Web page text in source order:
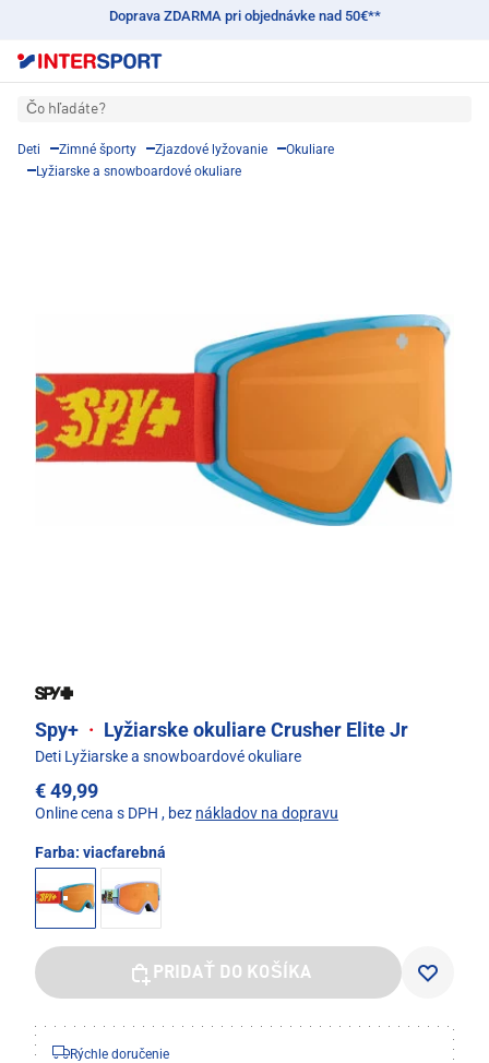
Doprava ZDARMA pri objednávke nad 50€**
Čo hľadáte?
Deti Zimné športy Zjazdové lyžovanie
Okuliare
Lyžiarske a snowboardové okuliare
Spy+ · Lyžiarske okuliare Crusher Elite Jr
Deti Lyžiarske a snowboardové okuliare
€ 49,99
Online cena s DPH , bez nákladov na dopravu
Farba: viacfarebná
PRIDAŤ DO KOŠÍKA
Rýchle doručenie